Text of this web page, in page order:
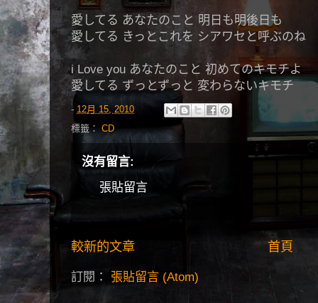
愛してる あなたのこと 明日も明後日も
愛してる きっとこれを シアワセと呼ぶのね
i Love you あなたのこと 初めてのキモチよ
愛してる ずっとずっと 変わらないキモチ
- 12月 15, 2010
標籤： CD
沒有留言:
張貼留言
較新的文章 首頁
訂閱： 張貼留言 (Atom)